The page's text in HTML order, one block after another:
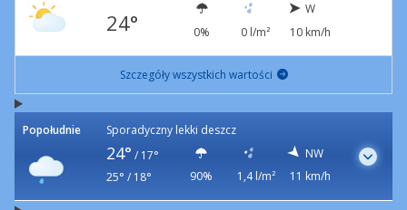
24° 0% 0 l/m²
W
10 km/h
Szczegóły wszystkich wartości
Popołudnie Sporadyczny lekki deszcz
24° / 17°
25° / 18°
90% 1,4 l/m²
NW
11 km/h